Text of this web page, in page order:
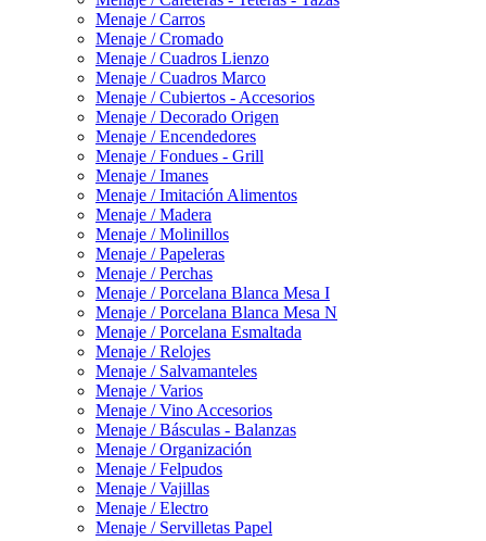
Menaje / Carros
Menaje / Cromado
Menaje / Cuadros Lienzo
Menaje / Cuadros Marco
Menaje / Cubiertos - Accesorios
Menaje / Decorado Origen
Menaje / Encendedores
Menaje / Fondues - Grill
Menaje / Imanes
Menaje / Imitación Alimentos
Menaje / Madera
Menaje / Molinillos
Menaje / Papeleras
Menaje / Perchas
Menaje / Porcelana Blanca Mesa I
Menaje / Porcelana Blanca Mesa N
Menaje / Porcelana Esmaltada
Menaje / Relojes
Menaje / Salvamanteles
Menaje / Varios
Menaje / Vino Accesorios
Menaje / Básculas - Balanzas
Menaje / Organización
Menaje / Felpudos
Menaje / Vajillas
Menaje / Electro
Menaje / Servilletas Papel